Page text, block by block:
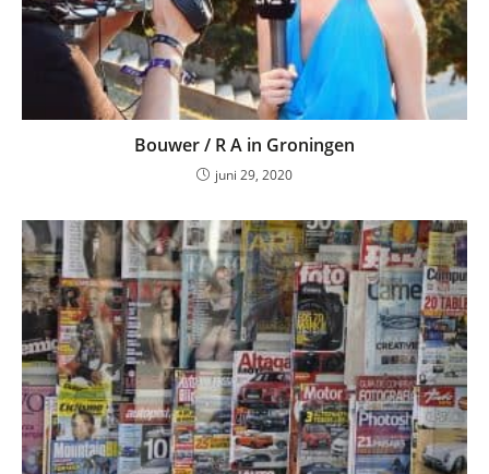
Bouwer / R A in Groningen
juni 29, 2020